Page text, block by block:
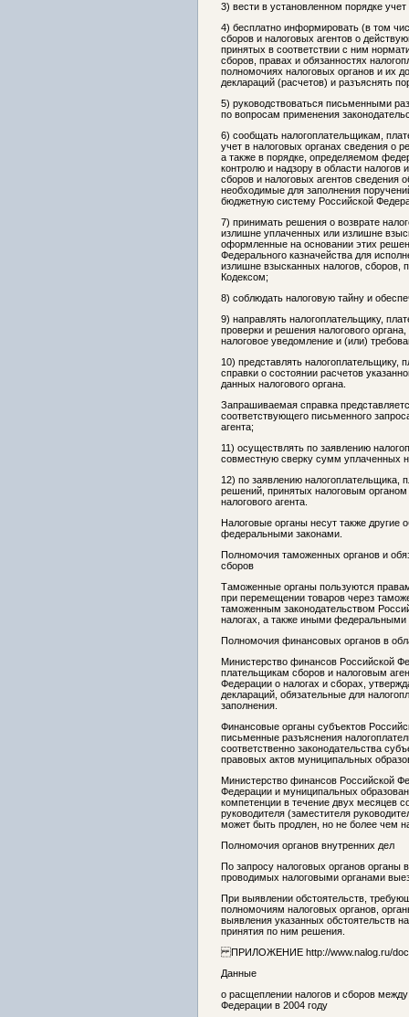
3) вести в установленном порядке
4) бесплатно информировать (в том
сборов и налоговых агентов о
принятых в соответствии с ним
сборов, правах и обязанностях
полномочиях налоговых органов и их
деклараций (расчетов) и разъяснять
5) руководствоваться письменными
по вопросам применения
6) сообщать налогоплательщикам,
учет в налоговых органах сведения о
а также в порядке, определяемом
контролю и надзору в области налогов
сборов и налоговых агентов сведения
необходимые для заполнения
бюджетную систему Российской
7) принимать решения о возврате
излишне уплаченных или излишне
оформленные на основании этих
Федерального казначейства для
излишне взысканных налогов,
Кодексом;
8) соблюдать налоговую тайну и
9) направлять налогоплательщику,
проверки и решения налогового
налоговое уведомление и (или)
10) представлять налогоплательщику,
справки о состоянии расчетов
данных налогового органа.
Запрашиваемая справка
соответствующего письменного
агента;
11) осуществлять по заявлению
совместную сверку сумм уплаченных
12) по заявлению налогоплательщика,
решений, принятых налоговым
налогового агента.
Налоговые органы несут также
федеральными законами.
Полномочия таможенных органов и
сборов
Таможенные органы пользуются
при перемещении товаров через
таможенным законодательством
налогах, а также иными федеральными
Полномочия финансовых органов в
Министерство финансов Российской
плательщикам сборов и налоговым
Федерации о налогах и сборах,
деклараций, обязательные для
заполнения.
Финансовые органы субъектов
письменные разъяснения
соответственно законодательства
правовых актов муниципальных
Министерство финансов Российской
Федерации и муниципальных
компетенции в течение двух месяцев
руководителя (заместителя
может быть продлен, но не более чем
Полномочия органов внутренних дел
По запросу налоговых органов органы
проводимых налоговыми органами
При выявлении обстоятельств,
полномочиям налоговых органов,
выявления указанных обстоятельств
принятия по ним решения.
ПРИЛОЖЕНИЕ http://www.nalog.ru/
Данные
о расщеплении налогов и сборов
Федерации в 2004 году